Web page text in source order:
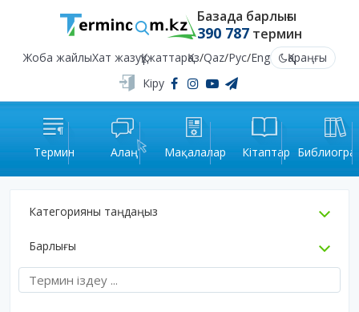
Базада барлығы
390 787термин
Жоба жайлыХат жазуҚұжаттарҚаз/Qaz/Рус/Eng
Қараңғы
Кіру
Термин Алаң Мақалалар Кітаптар
Категорияны таңдаңыз
Барлығы